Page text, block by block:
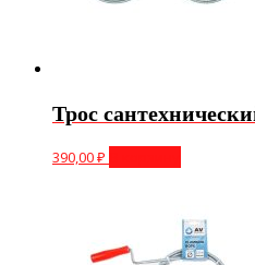
Трос
390,00₽